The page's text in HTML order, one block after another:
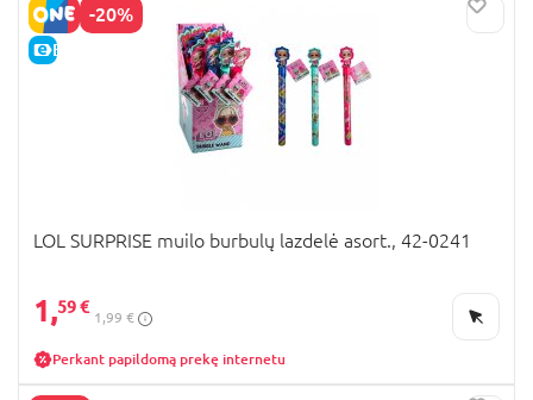
-20%
E-KAINA
LOL SURPRISE muilo burbulų lazdelė asort., 42-0241
1,59 €
1,99 €
Perkant papildomą prekę internetu